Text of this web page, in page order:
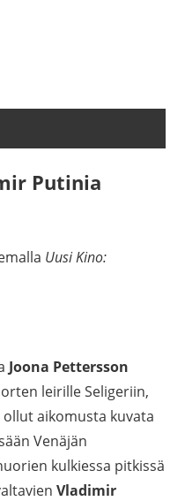
Putinia
Uusi Kino:
Joona Pettersson
leirille Seligeriin,
ollut aikomusta kuvata
Venäjän
kulkiessa pitkissä
Vladimir